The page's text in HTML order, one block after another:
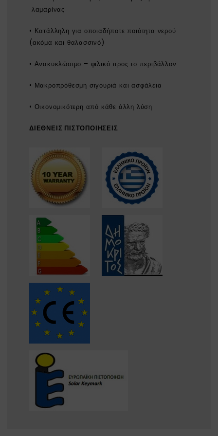
λαμαρίνας
• Κατάλληλη για οποιαδήποτε ποιότητα νερού
(ακόμα και θαλασσινό)
• Ανακυκλώσιμο – φιλικό προς το περιβάλλον
• Μακροπρόθεσμη σιγουριά και ασφάλεια
• Οικονομικότερη από κάθε άλλη λύση
ΔΙΕΘΝΕΙΣ ΠΙΣΤΟΠΟΙΗΣΕΙΣ